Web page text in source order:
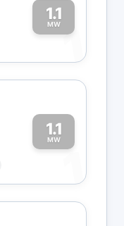
1.1
MW1
1.1
MW
1